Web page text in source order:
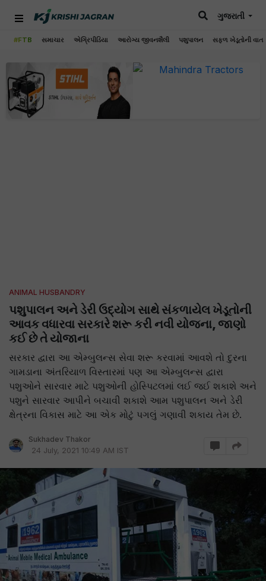
#FTB સમાચાર એગ્રિપીડિયા આરોગ્ય જીવનશૈલી પશુપાલન સફળ ખેડૂતોની વાત
ગુજરાતી
ANIMAL HUSBANDRY
પશુપાલન અને ડેરી ઉદ્યોગ સાથે સંકળાયેલ ખેડૂતોની
આવક વધારવા સરકારે શરૂ કરી નવી યોજના, જાણો
કઈ છે તે યોજાના
સરકાર દ્વારા આ એમ્બુલન્સ સેવા શરૂ કરવામાં આવશે તો દુરના
ગામડાના અંતરિયાળ વિસ્તારમાં પણ આ એમ્બુલન્સ દ્વારા
પશુઓને સારવાર માટે પશુઓની હોસ્પિટલમાં લઈ જઈ શકાશે અને
પશુને સારવાર આપીને બચાવી શકાશે આમ પશુપાલન અને ડેરી
ક્ષેત્રના વિકાસ માટે આ એક મોટું પગલું ગણાવી શકાય તેમ છે.
Sukhadev Thakor
24 July, 2021 10:49 AM IST